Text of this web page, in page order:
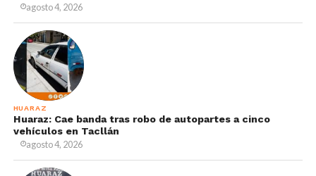
agosto 4, 2026
HUARAZ
Huaraz: Cae banda tras robo de autopartes a cinco
vehículos en Tacllán
agosto 4, 2026